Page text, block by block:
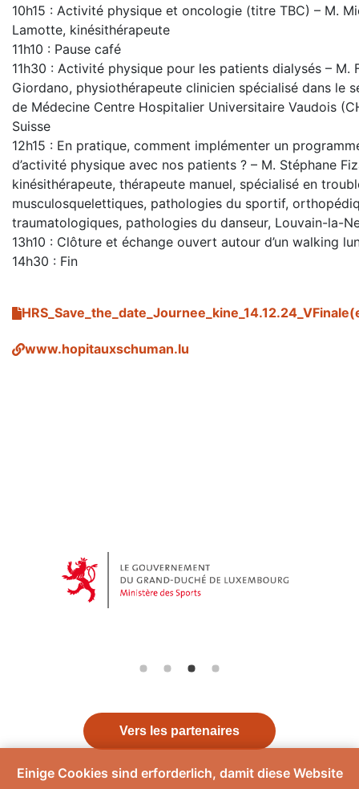
10h15 : Activité physique et oncologie (titre TBC) – M.
Lamotte, kinésithérapeute
11h10 : Pause café
11h30 : Activité physique pour les patients dialysés – M.
Giordano, physiothérapeute clinicien spécialisé dans le
de Médecine Centre Hospitalier Universitaire Vaudois
Suisse
12h15 : En pratique, comment implémenter un
d’activité physique avec nos patients ? – M. Stéphane
kinésithérapeute, thérapeute manuel, spécialisé en
musculosquelettiques, pathologies du sportif,
traumatologiques, pathologies du danseur, Louvain-la-
13h10 : Clôture et échange ouvert autour d’un walking
14h30 : Fin
www.hopitauxschuman.lu
Vers les partenaires
Einige Cookies sind erforderlich, damit diese Website